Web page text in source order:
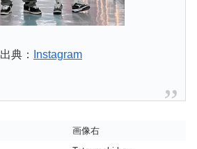
出典： Instagram
画像右